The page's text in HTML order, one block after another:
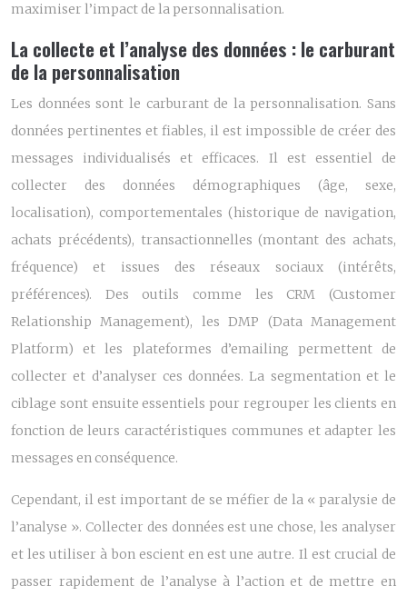
maximiser l’impact de la personnalisation.
La collecte et l’analyse des données : le carburant
de la personnalisation
Les données sont le carburant de la personnalisation. Sans
données pertinentes et fiables, il est impossible de créer des
messages individualisés et efficaces. Il est essentiel de
collecter des données démographiques (âge, sexe,
localisation), comportementales (historique de navigation,
achats précédents), transactionnelles (montant des achats,
fréquence) et issues des réseaux sociaux (intérêts,
préférences). Des outils comme les CRM (Customer
Relationship Management), les DMP (Data Management
Platform) et les plateformes d’emailing permettent de
collecter et d’analyser ces données. La segmentation et le
ciblage sont ensuite essentiels pour regrouper les clients en
fonction de leurs caractéristiques communes et adapter les
messages en conséquence.
Cependant, il est important de se méfier de la « paralysie de
l’analyse ». Collecter des données est une chose, les analyser
et les utiliser à bon escient en est une autre. Il est crucial de
passer rapidement de l’analyse à l’action et de mettre en